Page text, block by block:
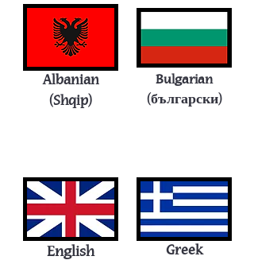
Bulgarian
(български)
Albanian
(Shqip)
English
Greek